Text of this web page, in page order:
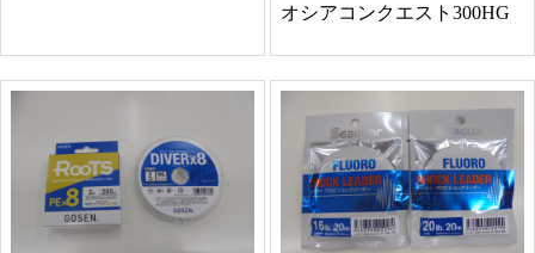
オシアコンクエスト300HG